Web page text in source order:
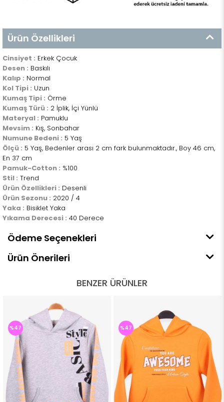
Ürün Özellikleri
Cinsiyet : Erkek Çocuk
Desen : Baskılı
Kalıp : Normal
Kol Tipi : Uzun
Kumaş Tipi : Örme
Kumaş Türü : 2 İplik, İçi Yünlü
Materyal : Pamuklu
Mevsim : Kış, Sonbahar
Numune Bedeni : 5 Yaş
Ölçü : 5 Yaş, Bedenler arası 2 cm fark bulunmaktadır., Boy 46 cm,
En 37 cm
Pamuk-Cotton : %100
Stil : Trend
Ürün Özellikleri : Desenli
Ürün Sezonu : 2020 / 4
Yaka : Bisiklet Yaka
Yıkama Derecesi : 40 Derece
Ödeme Seçenekleri
Ürün Önerileri
BENZER ÜRÜNLER
%47 %47